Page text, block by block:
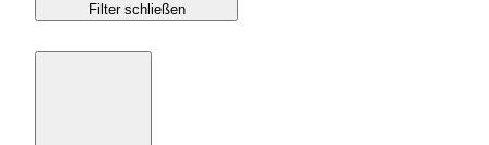
Filter schließen